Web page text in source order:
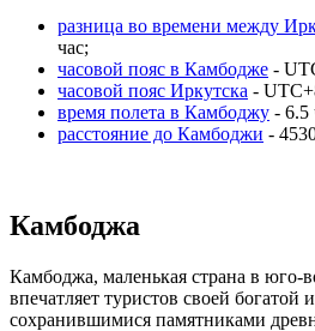
разница во времени между
час;
часовой пояс в Камбодже -
часовой пояс Иркутска -
время полета в Камбоджу - 6.5
расстояние до Камбоджи -
Камбоджа
Камбоджа, маленькая страна в юго-
впечатляет туристов своей
сохранившимися памятниками